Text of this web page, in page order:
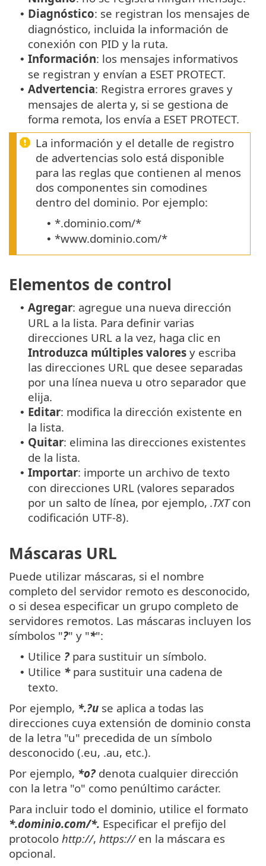
• Diagnóstico: se registran los mensajes de
diagnóstico, incluida la información de
conexión con PID y la ruta.
• Información: los mensajes informativos
se registran y envían a ESET PROTECT.
• Advertencia: Registra errores graves y
mensajes de alerta y, si se gestiona de
forma remota, los envía a ESET PROTECT.
La información y el detalle de registro
de advertencias solo está disponible
para las reglas que contienen al menos
dos componentes sin comodines
dentro del dominio. Por ejemplo:
• *.dominio.com/*
• *www.dominio.com/*
Elementos de control
• Agregar: agregue una nueva dirección
URL a la lista. Para definir varias
direcciones URL a la vez, haga clic en
Introduzca múltiples valores y escriba
las direcciones URL que desee separadas
por una línea nueva u otro separador que
elija.
• Editar: modifica la dirección existente en
la lista.
• Quitar: elimina las direcciones existentes
de la lista.
• Importar: importe un archivo de texto
con direcciones URL (valores separados
por un salto de línea, por ejemplo, .TXTcon
codificación UTF-8).
Máscaras URL
Puede utilizar máscaras, si el nombre
completo del servidor remoto es desconocido,
o si desea especificar un grupo completo de
servidores remotos. Las máscaras incluyen los
símbolos "?" y "*":
• Utilice ? para sustituir un símbolo.
• Utilice *para sustituir una cadena de
texto.
Por ejemplo, *.?u se aplica a todas las
direcciones cuya extensión de dominio consta
de la letra "u" precedida de un símbolo
desconocido (.eu, .au, etc.).
Por ejemplo, *o? denota cualquier dirección
con la letra "o" como penúltimo carácter.
Para incluir todo el dominio, utilice el formato
*.dominio.com/*. Especificar el prefijo del
protocolo http://, https://en la máscara es
opcional.